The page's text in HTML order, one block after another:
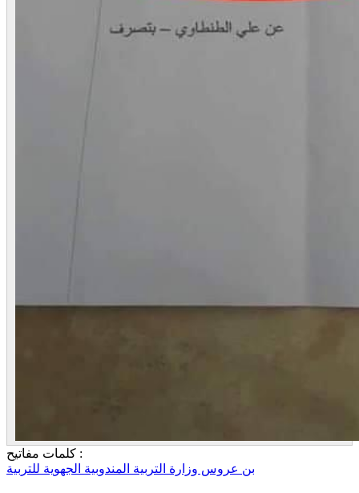
كلمات مفاتيح :
بن عروس وزارة التربية المندوبية الجهوية للتربية